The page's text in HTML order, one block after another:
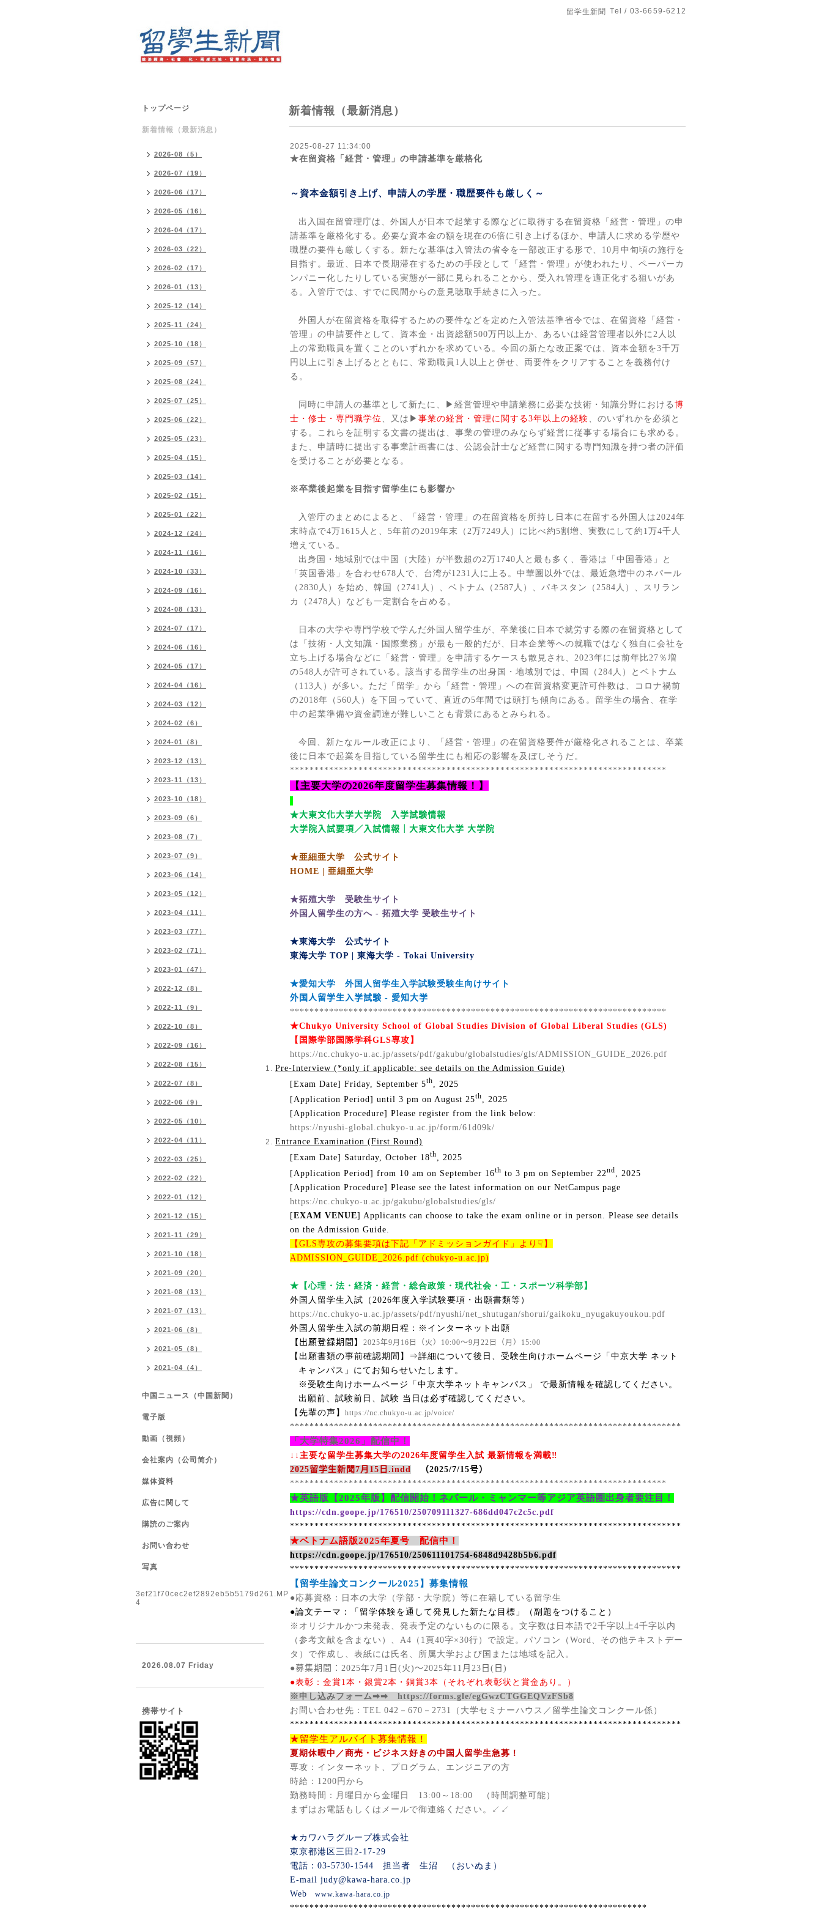
留学生新聞 Tel / 03-6659-6212
新着情報（最新消息）
2025-08-27 11:34:00
★在留資格「経営・管理」の申請基準を厳格化
～資本金額引き上げ、申請人の学歴・職歴要件も厳しく～
出入国在留管理庁は、外国人が日本で起業する際などに取得する在留資格「経営・管理」の申
請基準を厳格化する。必要な資本金の額を現在の6倍に引き上げるほか、申請人に求める学歴や
職歴の要件も厳しくする。新たな基準は入管法の省令を一部改正する形で、 10 月中旬頃の施行を
目指す。最近、日本で長期滞在するための手段として「経営・管理」が使われたり、ペーパーカ
ンパニー化したりしている実態が一部に見られることから、受入れ管理を適正化する狙いがあ
る。入管庁では、すでに民間からの意見聴取手続きに入った。
外国人が在留資格を取得するための要件などを定めた入管法基準省令では、在留資格「経営・
管理」の申請要件として、資本金・出資総額500万円以上か、あるいは経営管理者以外に2 人以
上の常勤職員を置くことのいずれかを求めている。今回の新たな改正案では、資本金額を3千万
円以上に引き上げるとともに、常勤職員 1 人以上と併せ、両要件をクリアすることを義務付け
る。
同時に申請人の基準として新たに、▶経営管理や申請業務に必要な技術・知識分野における 博
士・修士・専門職学位 、又は▶ 事業の経営・管理に関する3年以上の経験、のいずれかを必須と
する。これらを証明する文書の提出は、事業の管理のみならず経営に従事する場合にも求める。
また、申請時に提出する事業計画書には、公認会計士など経営に関する専門知識を持つ者の評価
を受けることが必要となる。
※卒業後起業を目指す留学生にも影響か
入管庁のまとめによると、「経営・管理」の在留資格を所持し日本に在留する外国人は2024年
末時点で4万1615 人と、 5年前の2019年末（ 2万7249 人）に比べ約5割増、実数にして約 1万4千人
増えている。
出身国・地域別では中国（大陸）が半数超の2万1740 人と最も多く、香港は「中国香港」と
「英国香港」を合わせ678 人で、台湾が1231 人に上る。中華圏以外では、最近急増中のネパール
（ 2830 人）を始め、韓国（ 2741 人）、ベトナム（ 2587 人）、パキスタン（ 2584 人）、スリラン
カ（ 2478 人）なども一定割合を占める。
日本の大学や専門学校で学んだ外国人留学生が、卒業後に日本で就労する際の在留資格として
は「技術・人文知識・国際業務」が最も一般的だが、日本企業等への就職ではなく独自に会社を
立ち上げる場合などに「経営・管理」を申請するケースも散見され、 2023年には前年比27 ％増
の548 人が許可されている。該当する留学生の出身国・地域別では、中国（ 284 人）とベトナム
（ 113 人）が多い。ただ「留学」から「経営・管理」への在留資格変更許可件数は、コロナ禍前
の2018年（ 560 人）を下回っていて、直近の5年間では頭打ち傾向にある。留学生の場合、在学
中の起業準備や資金調達が難しいことも背景にあるとみられる。
今回、新たなルール改正により、「経営・管理」の在留資格要件が厳格化されることは、卒業
後に日本で起業を目指している留学生にも相応の影響を及ぼしそうだ。
*****************************************************************************
【主要大学の2026年度留学生募集情報！】
★大東文化大学大学院 入学試験情報
大学院入試要項／入試情報｜大東文化大学 大学院
★亜細亜大学 公式サイト
HOME | 亜細亜大学
★拓殖大学 受験生サイト
外国人留学生の方へ - 拓殖大学 受験生サイト
★東海大学 公式サイト
東海大学 TOP | 東海大学 - Tokai University
★愛知大学 外国人留学生入学試験受験生向けサイト
外国人留学生入学試験 - 愛知大学
*****************************************************************************
★Chukyo University School of Global Studies Division of Global Liberal Studies (GLS)
【国際学部国際学科GLS専攻】
https://nc.chukyo-u.ac.jp/assets/pdf/gakubu/globalstudies/gls/ADMISSION_GUIDE_2026.pdf
Pre-Interview (*only if applicable: see details on the Admission Guide)
[Exam Date] Friday, September 5th
, 2025
[Application Period] until 3 pm on August 25th, 2025
[Application Procedure] Please register from the link below:
https://nyushi-global.chukyo-u.ac.jp/form/61d09k/
Entrance Examination (First Round)
[Exam Date] Saturday, October 18th
, 2025
[Application Period] from 10 am on September 16th to 3 pm on September 22nd
, 2025
[Application Procedure] Please see the latest information on our NetCampus page
https://nc.chukyo-u.ac.jp/gakubu/globalstudies/gls/
[EXAM VENUE] Applicants can choose to take the exam online or in person. Please see details
on the Admission Guide.
【 GLS専攻の募集要項は下記「アドミッションガイド」より☟】
ADMISSION_GUIDE_2026.pdf (chukyo-u.ac.jp)
★【心理・法・経済・経営・総合政策・現代社会・工・スポーツ科学部】
外国人留学生入試（ 2026年度入学試験要項・出願書類等）
https://nc.chukyo-u.ac.jp/assets/pdf/nyushi/net_shutugan/shorui/gaikoku_nyugakuyoukou.pdf
外国人留学生入試の前期日程：※インターネット出願
【出願登録期間】 2025年9月 16 日（火） 10:00～9月 22 日（月） 15:00
【出願書類の事前確認期間】⇒詳細について後日、受験生向けホームページ「中京大学 ネット
キャンパス」にてお知らせいたします。
※受験生向けホームページ「中京大学ネットキャンパス」 で最新情報を確認してください。
出願前、試験前日、試験 当日は必ず確認してください。
【先輩の声】 https://nc.chukyo-u.ac.jp/voice/
********************************************************************************
「大学特集2026 」配信中！
↓↓主要な留学生募集大学の2026年度留学生入試 最新情報を満載‼
2025留学生新聞 7 月 15 日 .indd （2025/7/15号）
*****************************************************************************
★英語版【2025年版】配信開始！ネパール・ミャンマー等アジア英語圏出身者要注目！
https://cdn.goope.jp/176510/250709111327-686dd047c2c5c.pdf
********************************************************************************
★ベトナム語版2025年夏号 配信中！
https://cdn.goope.jp/176510/250611101754-6848d9428b5b6.pdf
********************************************************************************
【留学生論文コンクール2025 】募集情報
●応募資格：日本の大学（学部・大学院）等に在籍している留学生
●論文テーマ：「留学体験を通して発見した新たな目標」（副題をつけること）
※オリジナルかつ未発表、発表予定のないものに限る。文字数は日本語で2千字以上 4千字以内
（参考文献を含まない）、 A4 （ 1 頁40字×30行）で設定。 パソコン（Word、その他テキストデー
タ）で作成し、 表紙には氏名、所属大学および国または地域を記入。
●募集期間： 2025年7 月 1 日 ( 火)～2025年11 月 23 日 ( 日 )
●表彰：金賞1 本・銀賞2本・銅賞3本（それぞれ表彰状と賞金あり。）
※申し込みフォーム➡➡ https://forms.gle/egGwzCTGGEQVzFSb8
お問い合わせ先： TEL 042 － 670 － 2731
（大学セミナーハウス／留学生論文コンクール係）
********************************************************************************
★留学生アルバイト募集情報！
夏期休暇中／商売・ビジネス好きの中国人留学生急募！
専攻：インターネット、プログラム、エンジニアの方
時給： 1200 円から
勤務時間：月曜日から金曜日 13:00 ～ 18:00 （時間調整可能）
まずはお電話もしくはメールで御連絡ください。↙↙
★カワハラグループ株式会社
東京都港区三田 2-17-29
電話： 03-5730-1544 担当者 生沼 （おいぬま）
E-mail judy@kawa-hara.co.jp
Web
www.kawa-hara.co.jp
*************************************************************************
トップページ
新着情報（最新消息）
2026-08（5）
2026-07（19）
2026-06（17）
2026-05（16）
2026-04（17）
2026-03（22）
2026-02（17）
2026-01（13）
2025-12（14）
2025-11（24）
2025-10（18）
2025-09（57）
2025-08（24）
2025-07（25）
2025-06（22）
2025-05（23）
2025-04（15）
2025-03（14）
2025-02（15）
2025-01（22）
2024-12（24）
2024-11（16）
2024-10（33）
2024-09（16）
2024-08（13）
2024-07（17）
2024-06（16）
2024-05（17）
2024-04（16）
2024-03（12）
2024-02（6）
2024-01（8）
2023-12（13）
2023-11（13）
2023-10（18）
2023-09（6）
2023-08（7）
2023-07（9）
2023-06（14）
2023-05（12）
2023-04（11）
2023-03（77）
2023-02（71）
2023-01（47）
2022-12（8）
2022-11（9）
2022-10（8）
2022-09（16）
2022-08（15）
2022-07（8）
2022-06（9）
2022-05（10）
2022-04（11）
2022-03（25）
2022-02（22）
2022-01（12）
2021-12（15）
2021-11（29）
2021-10（18）
2021-09（20）
2021-08（13）
2021-07（13）
2021-06（8）
2021-05（8）
2021-04（4）
中国ニュース（中国新聞）
電子版
動画（視頻）
会社案内（公司简介）
媒体資料
広告に関して
購読のご案内
お問い合わせ
写真
3ef21f70cec2ef2892eb5b5179d261.MP
4
2026.08.07 Friday
携帯サイト